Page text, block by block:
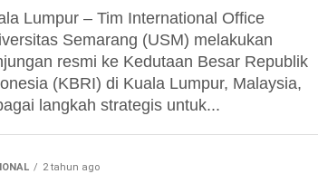
Lumpur – Tim International Office
Semarang (USM) melakukan
resmi ke Kedutaan Besar Republik
(KBRI) di Kuala Lumpur, Malaysia,
langkah strategis untuk...
2 tahun ago